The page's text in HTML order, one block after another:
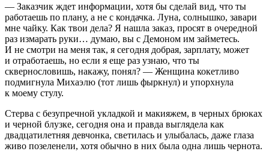
— Заказчик ждет информации, хотя бы сделай вид, что ты
работаешь по плану, а не с кондачка. Луна, солнышко, завари
мне чайку. Как твои дела? Я нашла заказ, просят в очередной
раз измарать руки… думаю, вы с Демоном им займетесь.
И не смотри на меня так, я сегодня добрая, зарплату, может
и отработаешь, но если я еще раз узнаю, что ты
сквернословишь, накажу, понял? — Женщина кокетливо
подмигнула Михаэлю (тот лишь фыркнул) и упорхнула
к моему стулу.
Стерва с безупречной укладкой и макияжем, в черных брюках
и черной блузке, сегодня она и правда выглядела как
двадцатилетняя девчонка, светилась и улыбалась, даже глаза
живо позеленели, хотя обычно в них была одна лишь чернота.